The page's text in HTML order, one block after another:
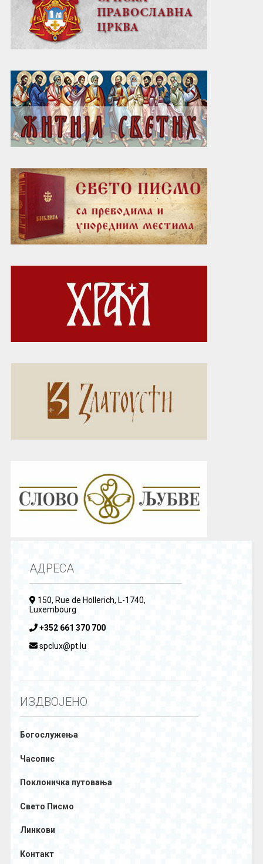
АДРЕСА
150, Rue de Hollerich, L-1740,
Luxembourg
+352 661 370 700
spclux@pt.lu
ИЗДВОЈЕНО
Богослужења
Часопис
Поклоничка путовања
Свето Писмо
Линкови
Контакт